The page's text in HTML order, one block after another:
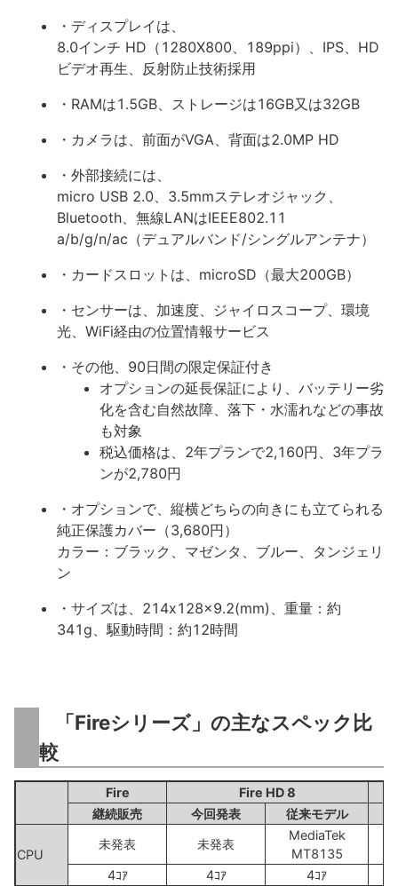
・ディスプレイは、
8.0インチ HD（1280X800、189ppi）、IPS、HD
ビデオ再生、反射防止技術採用
・RAMは1.5GB、ストレージは16GB又は32GB
・カメラは、前面がVGA、背面は2.0MP HD
・外部接続には、
micro USB 2.0、3.5mmステレオジャック、
Bluetooth、無線LANはIEEE802.11
a/b/g/n/ac（デュアルバンド/シングルアンテナ）
・カードスロットは、microSD（最大200GB）
・センサーは、加速度、ジャイロスコープ、環境
光、WiFi経由の位置情報サービス
・その他、90日間の限定保証付き
オプションの延長保証により、バッテリー劣
化を含む自然故障、落下・水濡れなどの事故
も対象
税込価格は、2年プランで2,160円、3年プラ
ンが2,780円
・オプションで、縦横どちらの向きにも立てられる
純正保護カバー（3,680円）
カラー：ブラック、マゼンタ、ブルー、タンジェリ
ン
・サイズは、214x128x9.2(mm)、重量：約
341g、駆動時間：約12時間
「Fireシリーズ」の主なスペック比
較
Fire Fire HD 8
継続販売
今回発表 従来モデル
CPU
未発表 未発表
MediaTek
MT8135
4ｺｱ
4ｺｱ 4ｺｱ